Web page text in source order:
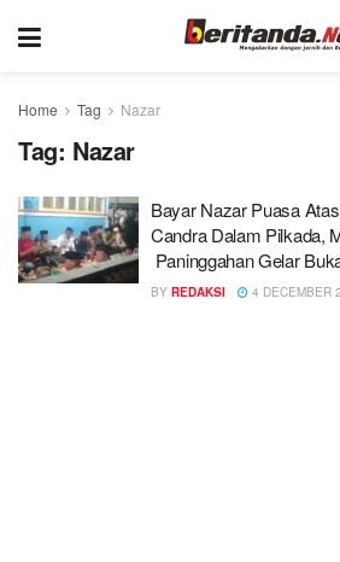
Home Tag Nazar
Tag: Nazar
Bayar Nazar Puasa
Candra Dalam Pilkada,
Paninggahan Gelar
BY REDAKSI 4 DECEMBER